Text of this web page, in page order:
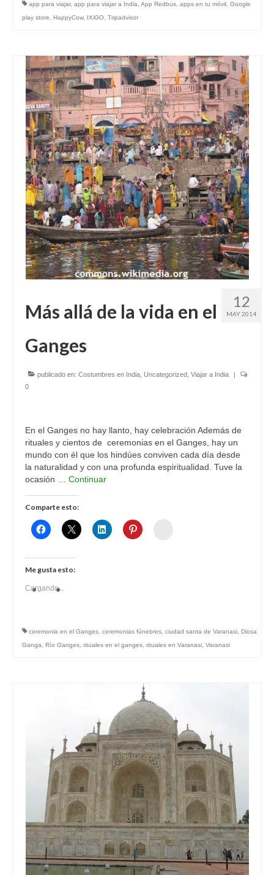
app para viajar, app para viajar a India App Redbus apps en tu móvil Google
play store
HappyCow, IXiGO Tripadvisor
12
MAY 2014
Más allá de la vida en el
Ganges
publicado en: Costumbres en India Uncategorized Viajar a India
|
0
En el Ganges no hay llanto, hay celebración Además de
rituales y cientos de ceremonias en el Ganges, hay un
mundo con él que los hindúes conviven cada día desde
la naturalidad y con una profunda espiritualidad. Tuve la
ocasión … Continuar
Comparte esto:
Me gusta esto:
Cargando...
ceremonia en el Ganges ceremonias fúnebres ciudad santa de Varanasi Diosa
Ganga
Río Ganges rituales en el ganges rituales en Varanasi Varanasi